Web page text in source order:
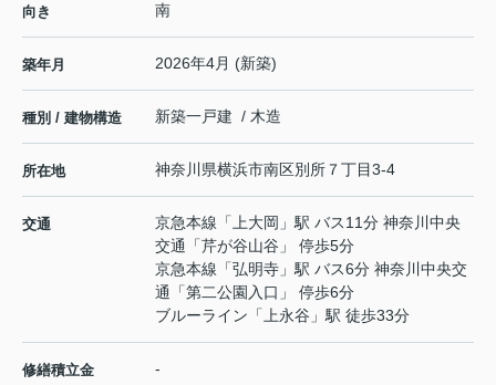
向き 南
築年月 2026年4月 (新築)
種別 / 建物構造 新築一戸建 / 木造
所在地 神奈川県横浜市南区別所 ７丁目3-4
交通 京急本線 「 上大岡 」駅 バス11分 神奈川中央
交通「芹が谷山谷」 停歩5分
京急本線 「弘明寺 」駅 バス6分 神奈川中央交
通「第二公園入口」 停歩6分
ブルーライン 「 上永谷 」駅 徒歩33分
修繕積立金 -